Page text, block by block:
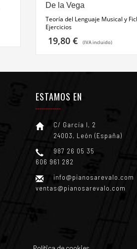
De la Vega
Teoría del Lenguaje Musical y
Ejercicios
19,80 € (IVA incluido)
ESTAMOS EN
C/ García I, 2
24003, León (España)
987 26 05 35
606 961 282
info@pianosarevalo.com
ventas@pianosarevalo.com